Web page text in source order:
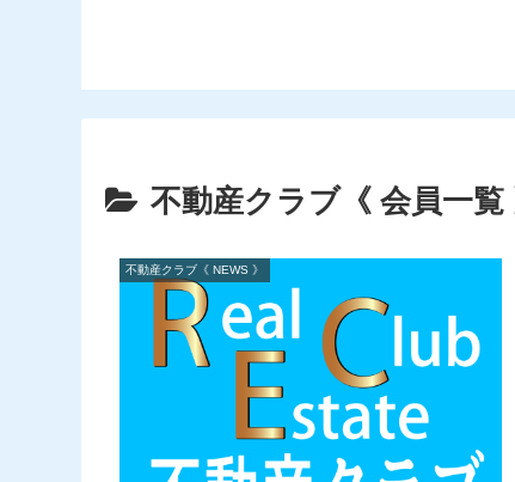
不動産クラブ《 会員一覧
不動産クラブ《 NEWS 》